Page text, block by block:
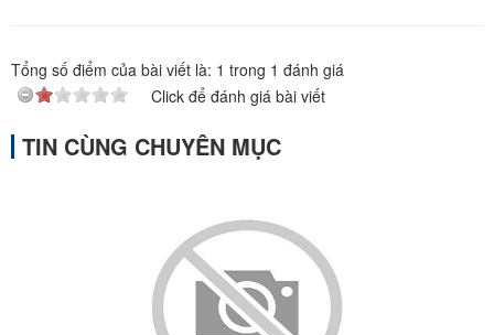
Tổng số điểm của bài viết là: 1 trong 1 đánh giá
Click để đánh giá bài viết
TIN CÙNG CHUYÊN MỤC